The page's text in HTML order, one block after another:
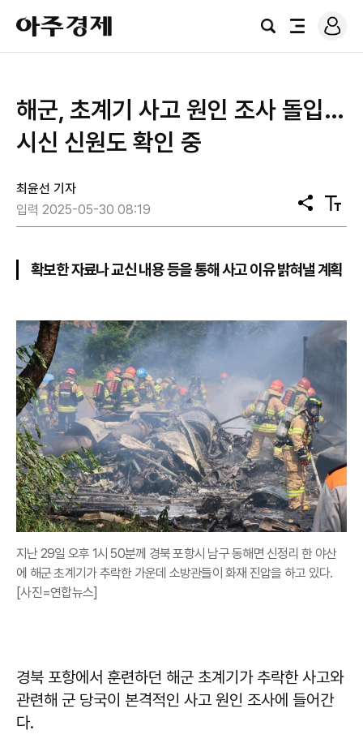
아
주
경
검
전
로
그
해군, 초계기 사고 원인 조사 돌입…
시신 신원도 확인 중
최윤선 기자
입력 2025-05-30 08:19
공
유
텍
스
기
확보한 자료나 교신 내용 등을 통해 사고 이유 밝혀낼 계획
지난 29일 오후 1시 50분께 경북 포항시 남구 동해면 신정리 한 야산
에 해군 초계기가 추락한 가운데 소방관들이 화재 진압을 하고 있다.
[사진=연합뉴스]
경북 포항에서 훈련하던 해군 초계기가 추락한 사고와
관련해 군 당국이 본격적인 사고 원인 조사에 들어간
다.